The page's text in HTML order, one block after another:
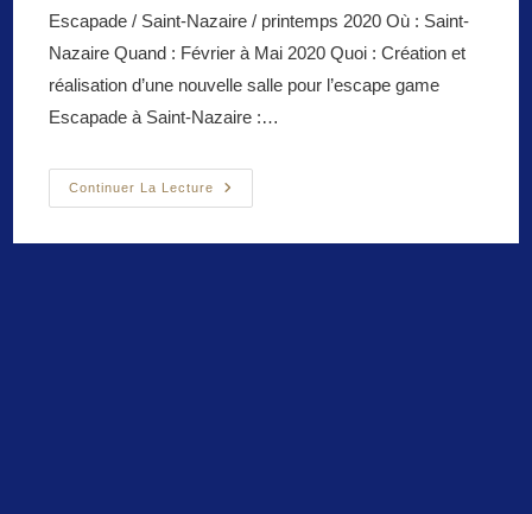
Escapade / Saint-Nazaire / printemps 2020 Où : Saint-
Nazaire Quand : Février à Mai 2020 Quoi : Création et
réalisation d’une nouvelle salle pour l’escape game
Escapade à Saint-Nazaire :…
Continuer La Lecture
Sauvons
Merlin